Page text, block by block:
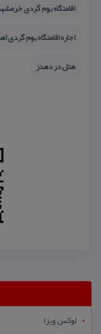
اقامتگاه بوم گردی
اجاره اقامتگاه بوم گردی
هتل در دهدز
لوکس ویزا